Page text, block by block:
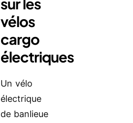
vélos
cargo
électriques
Un vélo
électrique
de banlieue